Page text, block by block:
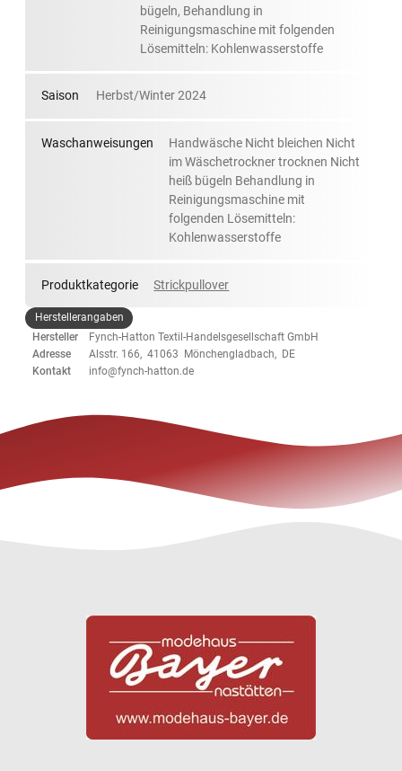
bügeln, Behandlung in
Reinigungsmaschine mit folgenden
Lösemitteln: Kohlenwasserstoffe
Saison Herbst/Winter 2024
Waschanweisungen
Handwäsche Nicht bleichen Nicht
im Wäschetrockner trocknen Nicht
heiß bügeln Behandlung in
Reinigungsmaschine mit
folgenden Lösemitteln:
Kohlenwasserstoffe
Produktkategorie Strickpullover
Herstellerangaben
Hersteller
Fynch-Hatton Textil-Handelsgesellschaft GmbH
Adresse
Alsstr. 166, 41063 Mönchengladbach, DE
Kontakt
info@fynch-hatton.de